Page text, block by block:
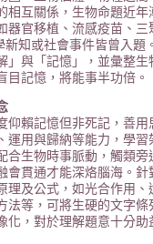
相互關係，生物命題近年
器官移植、流感疫苗、三
新知或社會事件皆曾入題
」與「記憶」，並彙整生
目記憶，將能事半功倍。
仰賴記憶但非死記，善用
運用與歸納等能力，學習
合生物時事脈動，觸類旁
會貫通才能深烙腦海。針
理及公式，如光合作用、
法等，可將生硬的文字條
化，對於理解題意十分助